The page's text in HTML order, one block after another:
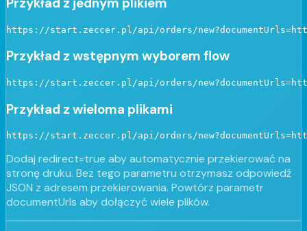
https://start.zeccer.pl/api/orders/
Przykład z wstępnym wyborem flow
https://start.zeccer.pl/api/orders/
Przykład z wieloma plikami
https://start.zeccer.pl/api/orders/
Dodaj redirect=true aby automatycznie przekierować na
stronę druku. Bez tego parametru otrzymasz odpowiedź
JSON z adresem przekierowania. Powtórz parametr
documentUrls aby dołączyć wiele plików.